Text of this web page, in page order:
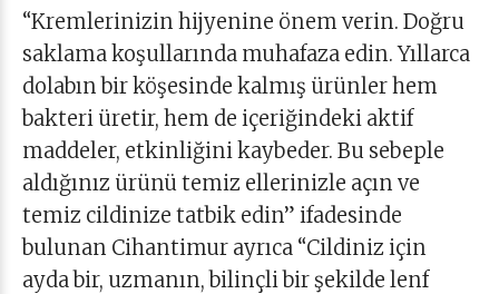
“Kremlerinizin hijyenine önem verin. Doğru
saklama koşullarında muhafaza edin. Yıllarca
dolabın bir köşesinde kalmış ürünler hem
bakteri üretir, hem de içeriğindeki aktif
maddeler, etkinliğini kaybeder. Bu sebeple
aldığınız ürünü temiz ellerinizle açın ve
temiz cildinize tatbik edin” ifadesinde
bulunan Cihantimur ayrıca “Cildiniz için
ayda bir, uzmanın, bilinçli bir şekilde lenf